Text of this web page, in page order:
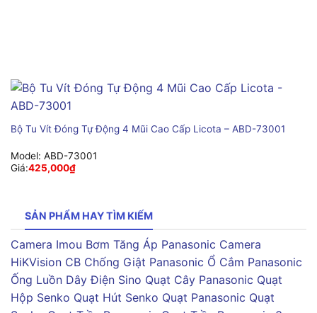
Bộ Tu Vít Đóng Tự Động 4 Mũi Cao Cấp Licota – ABD-73001
Model: ABD-73001
Giá:425,000₫
SẢN PHẨM HAY TÌM KIẾM
Camera Imou Bơm Tăng Áp Panasonic Camera
HiKVision CB Chống Giật Panasonic Ổ Cắm Panasonic
Ống Luồn Dây Điện Sino Quạt Cây Panasonic Quạt
Hộp Senko Quạt Hút Senko Quạt Panasonic Quạt